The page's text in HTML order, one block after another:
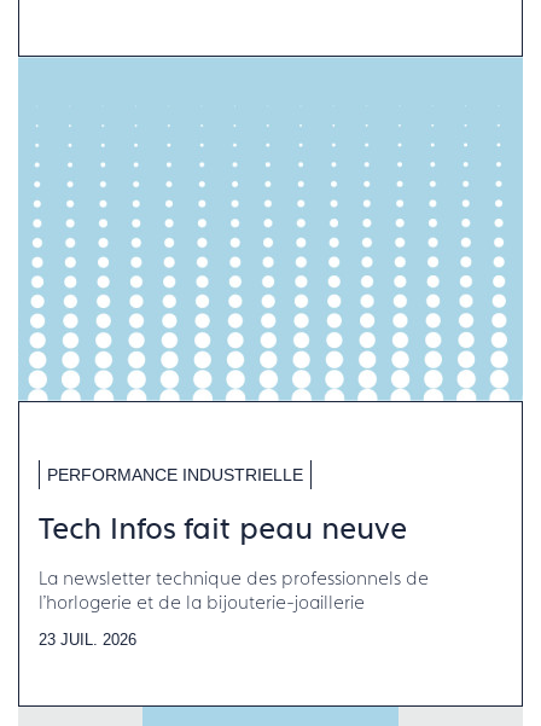
PERFORMANCE INDUSTRIELLE
Tech Infos fait peau neuve
La newsletter technique des professionnels de
l'horlogerie et de la bijouterie-joaillerie
23 JUIL. 2026